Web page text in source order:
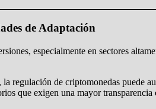
de Adaptación
especialmente en sectores
la regulación de criptomonedas puede
que exigen una mayor